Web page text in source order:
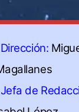
Dirección:
Jefa de